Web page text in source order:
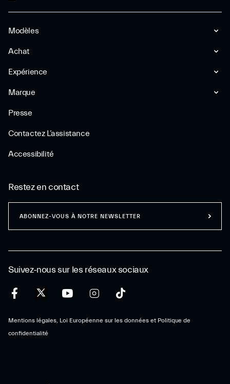
Modèles
Achat
Expérience
Marque
Presse
Contactez L’assistance
Accessibilité
Suivez-nous sur les réseaux sociaux
Mentions légales, Loi Européenne sur les données et Politique de
confidentialité
Restez en contact
ABONNEZ-VOUS À NOTRE NEWSLETTER